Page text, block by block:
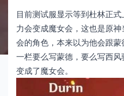
目前测试服显示等到杜林正
力会变成魔女会，这也是原
会的角色，本来以为他会跟
一栏要么写蒙德，要么写西
变成了魔女会。